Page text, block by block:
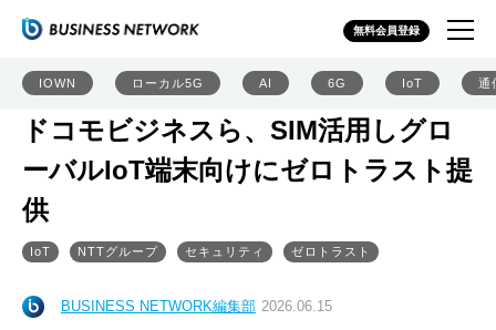
無料会員登録
IOWN ローカル5G AI 6G IoT 通
ドコモビジネスら、SIM活用しグロ
ーバルIoT端末向けにゼロトラスト提
供
IoT NTTグループ セキュリティ ゼロトラスト
BUSINESS NETWORK編集部 2026.06.15